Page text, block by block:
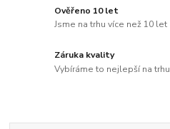
Ověřeno 10 let
Jsme na trhu více než 10 let
Záruka kvality
Vybíráme to nejlepší na trhu